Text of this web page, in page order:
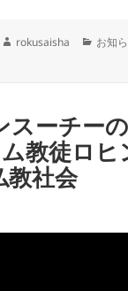
作
rokusaisha
カ
お知
スーチー
教徒ロヒ
教社会